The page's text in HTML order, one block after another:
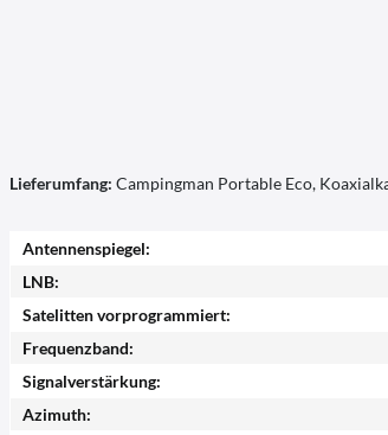
Lieferumfang: Campingman Portable Eco,
Antennenspiegel:
LNB:
Satelitten vorprogrammiert:
Frequenzband:
Signalverstärkung:
Azimuth: